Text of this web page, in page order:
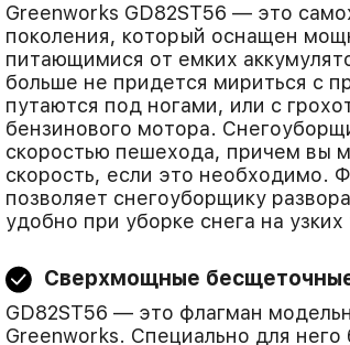
Greenworks GD82ST56 — это
поколения, который оснащен
питающимися от емких
больше не придется мириться с
путаются под ногами, или с
бензинового мотора.
скоростью пешехода, причем вы
скорость, если это необходимо.
позволяет снегоуборщику
удобно при уборке снега на узких
Сверхмощные
GD82ST56 — это флагман
Greenworks. Специально для него